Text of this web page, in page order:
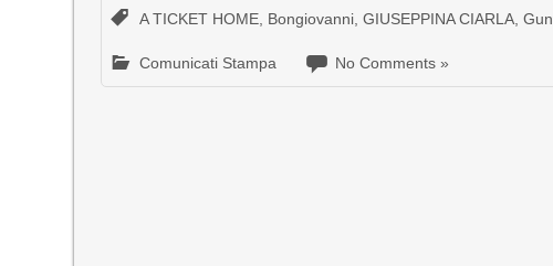
A TICKET HOME Bongiovanni ,GIUSEPPINA CIARLA ,
Comunicati Stampa No Comments »